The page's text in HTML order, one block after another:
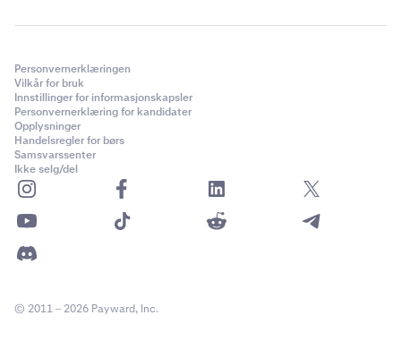
Personvernerklæringen
Vilkår for bruk
Innstillinger for informasjonskapsler
Personvernerklæring for kandidater
Opplysninger
Handelsregler for børs
Samsvarssenter
Ikke selg/del
© 2011 – 2026 Payward, Inc.